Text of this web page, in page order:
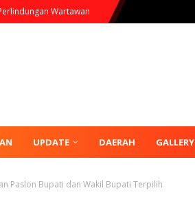
Wartawan
UPDATE DAERAH GALLERY
Paslon Bupati dan Wakil Bupati Terpilih